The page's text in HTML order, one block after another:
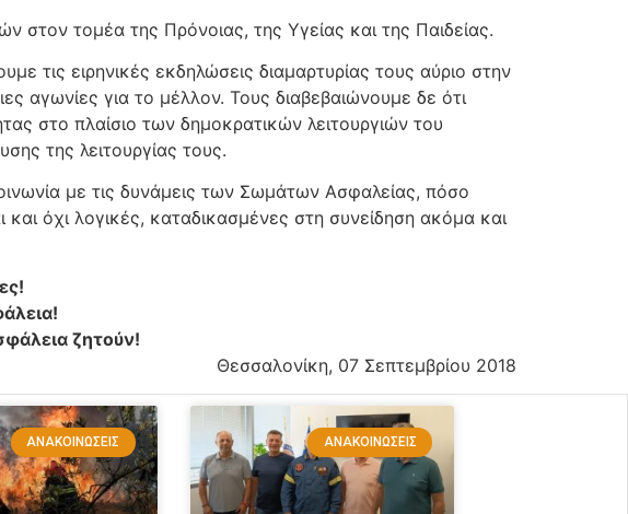
τομέα της Πρόνοιας, της Υγείας και της Παιδείας.
τις ειρηνικές εκδηλώσεις διαμαρτυρίας τους αύριο στην
αγωνίες για το μέλλον. Τους διαβεβαιώνουμε δε ότι
στο πλαίσιο των δημοκρατικών λειτουργιών του
της λειτουργίας τους.
με τις δυνάμεις των Σωμάτων Ασφαλείας, πόσο
όχι λογικές, καταδικασμένες στη συνείδηση ακόμα και
ζητούν!
Θεσσαλονίκη, 07 Σεπτεμβρίου 2018
ΑΝΑΚΟΙΝΏΣΕΙΣ ΑΝΑΚΟΙΝΏΣΕΙΣ